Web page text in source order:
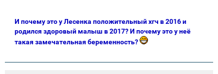
И почему это у Лесенка положительный хгч в 2016 и
родился здоровый малыш в 2017? И почему это у неё
такая замечательная беременность?